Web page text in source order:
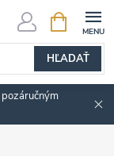
HĽADAŤ
KOŠÍK